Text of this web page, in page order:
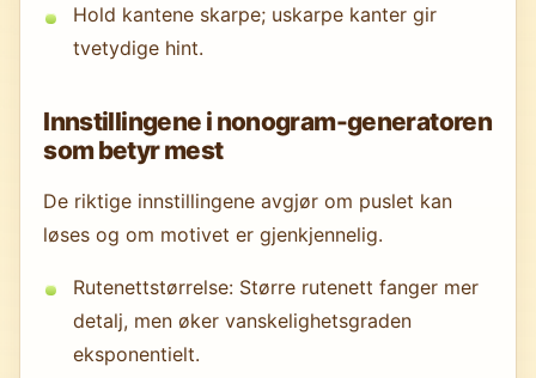
Hold kantene skarpe; uskarpe kanter gir
tvetydige hint.
Innstillingene i nonogram-generatoren
som betyr mest
De riktige innstillingene avgjør om puslet kan
løses og om motivet er gjenkjennelig.
Rutenettstørrelse: Større rutenett fanger mer
detalj, men øker vanskelighetsgraden
eksponentielt.